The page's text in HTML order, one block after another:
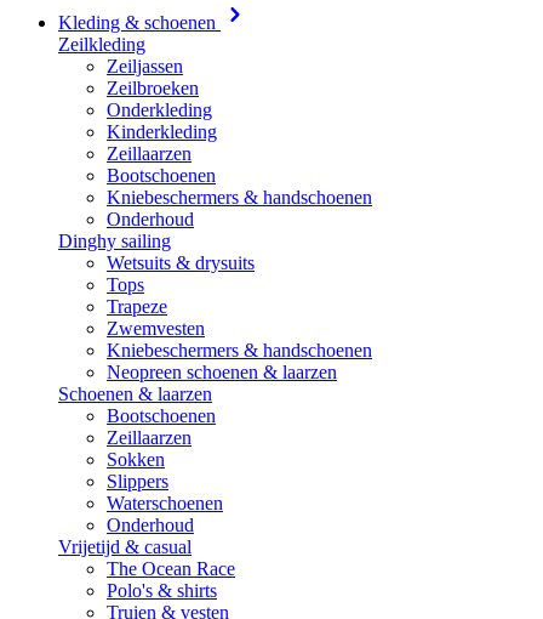
Kleding & schoenen
Zeilkleding
Zeiljassen
Zeilbroeken
Onderkleding
Kinderkleding
Zeillaarzen
Bootschoenen
Kniebeschermers & handschoenen
Onderhoud
Dinghy sailing
Wetsuits & drysuits
Tops
Trapeze
Zwemvesten
Kniebeschermers & handschoenen
Neopreen schoenen & laarzen
Schoenen & laarzen
Bootschoenen
Zeillaarzen
Sokken
Slippers
Waterschoenen
Onderhoud
Vrijetijd & casual
The Ocean Race
Polo's & shirts
Truien & vesten